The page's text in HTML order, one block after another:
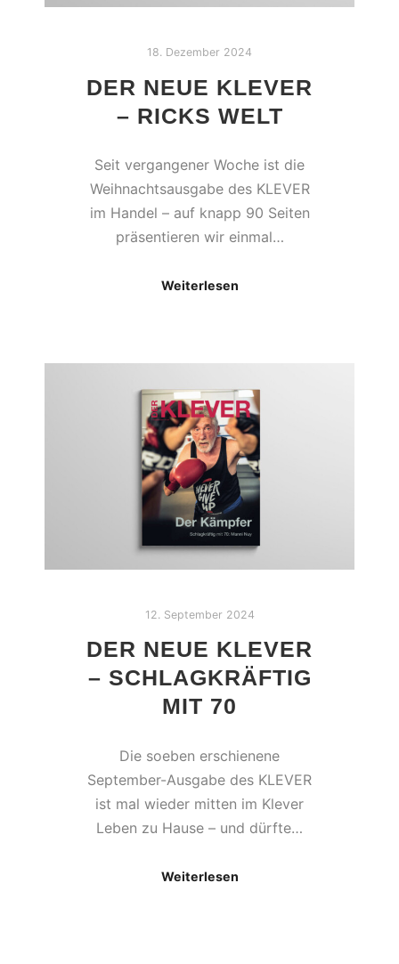
18. Dezember 2024
DER NEUE KLEVER
– RICKS WELT
Seit vergangener Woche ist die
Weihnachtsausgabe des KLEVER
im Handel – auf knapp 90 Seiten
präsentieren wir einmal…
Weiterlesen
12. September 2024
DER NEUE KLEVER
– SCHLAGKRÄFTIG
MIT 70
Die soeben erschienene
September-Ausgabe des KLEVER
ist mal wieder mitten im Klever
Leben zu Hause – und dürfte…
Weiterlesen